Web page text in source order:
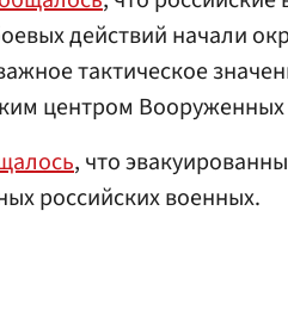
действий начали
тактическое
центром Вооруженных
, что
российских военных.